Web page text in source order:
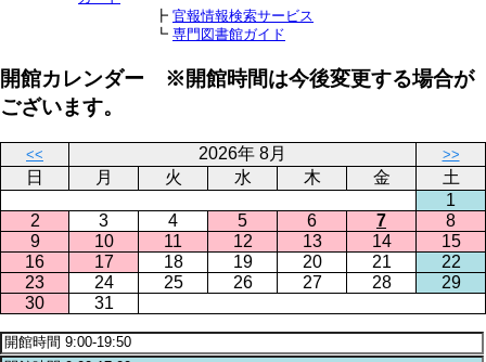
┣ 官報情報検索サービス
┗ 専門図書館ガイド
開館カレンダー ※開館時間は今後変更する場合が
ございます。
<< 2026年 8月 >>
日 月 火 水 木 金
土
1
2
3 4 5 6 7
8
9
10 11 12 13 14
15
16
17 18 19 20 21
22
23
24 25 26 27 28
29
30
31